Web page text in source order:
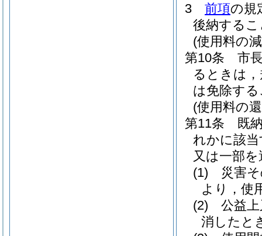
3
前項の規
後納する
(使用料の
第10条
市
るときは
は免除す
(使用料の
第11条
既
れかに該
又は一部
(1)
災害
より，使
(2)
公益
消したと